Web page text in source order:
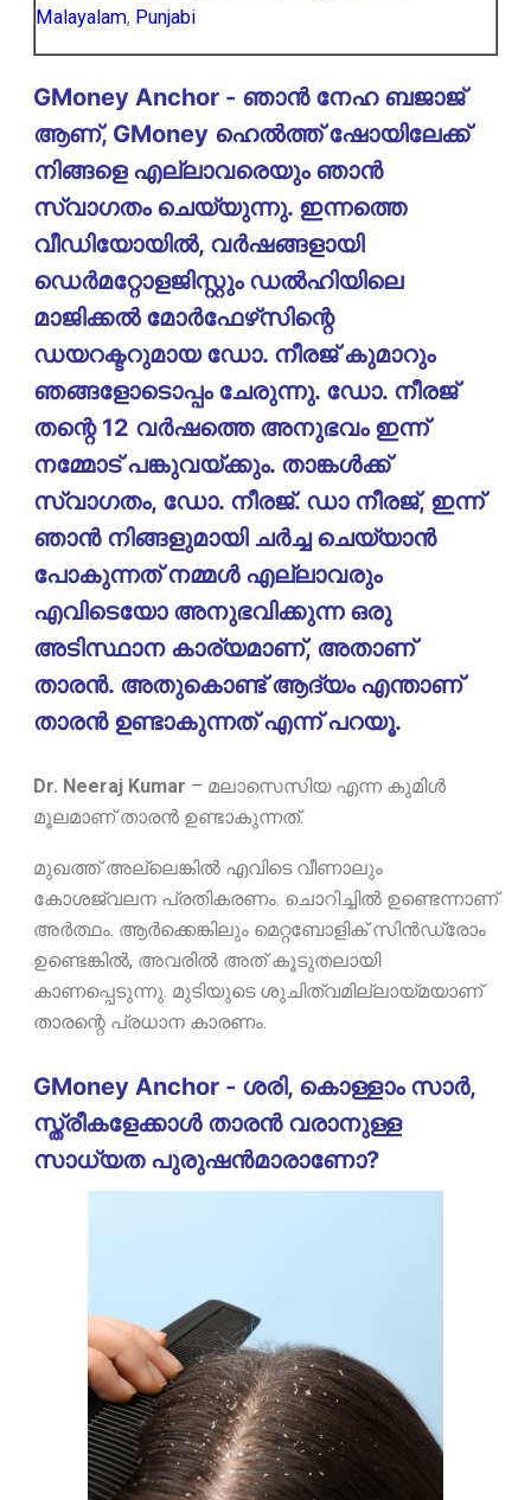
Malayalam, Punjabi
GMoney Anchor - ഞാൻ നേഹ ബജാജ്
ആണ്, GMoney ഹെൽത്ത് ഷോയിലേക്ക്
നിങ്ങളെ എല്ലാവരെയും ഞാൻ
സ്വാഗതം ചെയ്യുന്നു. ഇന്നത്തെ
വീഡിയോയിൽ, വർഷങ്ങളായി
ഡെർമറ്റോളജിസ്റ്റും ഡൽഹിയിലെ
മാജിക്കൽ മോർഫേഴ്‌സിന്റെ
ഡയറക്ടറുമായ ഡോ. നീരജ് കുമാറും
ഞങ്ങളോടൊപ്പം ചേരുന്നു. ഡോ. നീരജ്
തന്റെ 12 വർഷത്തെ അനുഭവം ഇന്ന്
നമ്മോട് പങ്കുവയ്ക്കും. താങ്കൾക്ക്
സ്വാഗതം, ഡോ. നീരജ്. ഡാ നീരജ്, ഇന്ന്
ഞാൻ നിങ്ങളുമായി ചർച്ച ചെയ്യാൻ
പോകുന്നത് നമ്മൾ എല്ലാവരും
എവിടെയോ അനുഭവിക്കുന്ന ഒരു
അടിസ്ഥാന കാര്യമാണ്, അതാണ്
താരൻ. അതുകൊണ്ട് ആദ്യം എന്താണ്
താരൻ ഉണ്ടാകുന്നത് എന്ന് പറയൂ.
Dr. Neeraj Kumar – മലാസെസിയ എന്ന കുമിൾ
മൂലമാണ് താരൻ ഉണ്ടാകുന്നത്.
മുഖത്ത് അല്ലെങ്കിൽ എവിടെ വീണാലും
കോശജ്വലന പ്രതികരണം. ചൊറിച്ചിൽ ഉണ്ടെന്നാണ്
അർത്ഥം. ആർക്കെങ്കിലും മെറ്റബോളിക് സിൻഡ്രോം
ഉണ്ടെങ്കിൽ, അവരിൽ അത് കൂടുതലായി
കാണപ്പെടുന്നു. മുടിയുടെ ശുചിത്വമില്ലായ്മയാണ്
താരന്റെ പ്രധാന കാരണം.
GMoney Anchor - ശരി, കൊള്ളാം സാർ,
സ്ത്രീകളേക്കാൾ താരൻ വരാനുള്ള
സാധ്യത പുരുഷൻമാരാണോ?